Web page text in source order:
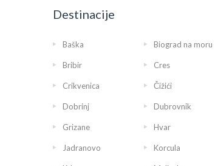
Destinacije
Baška Biograd na moru
Bribir Cres
Crikvenica Čižići
Dobrinj Dubrovnik
Grizane Hvar
Jadranovo Korcula